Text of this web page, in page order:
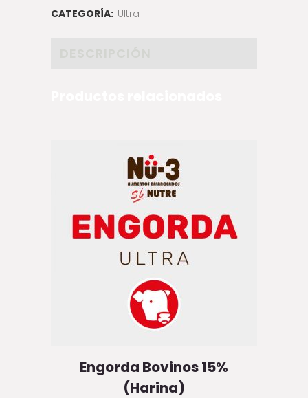
CATEGORÍA: Ultra
Engorda Bovinos 15%
(Harina)